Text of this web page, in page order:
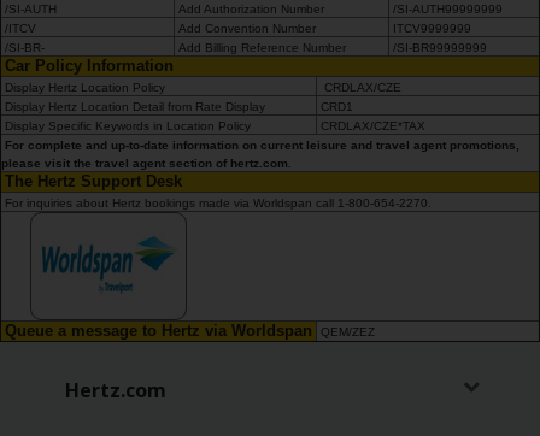
/SI-AUTH
Add Authorization Number
/SI-AUTH99999999
/ITCV
Add Convention Number
ITCV9999999
/SI-BR-
Add Billing Reference Number /SI-BR99999999
Car Policy Information
Display Hertz Location Policy
CRDLAX/CZE
Display Hertz Location Detail from Rate Display
CRD1
Display Specific Keywords in Location Policy
CRDLAX/CZE*TAX
For complete and up-to-date information on current leisure and travel agent promotions,
please visit the travel agent section of hertz.com.
The Hertz Support Desk
For inquiries about Hertz bookings made via Worldspan call 1-800-654-2270.
Queue a message to Hertz via Worldspan QEM/ZEZ
Hertz.com